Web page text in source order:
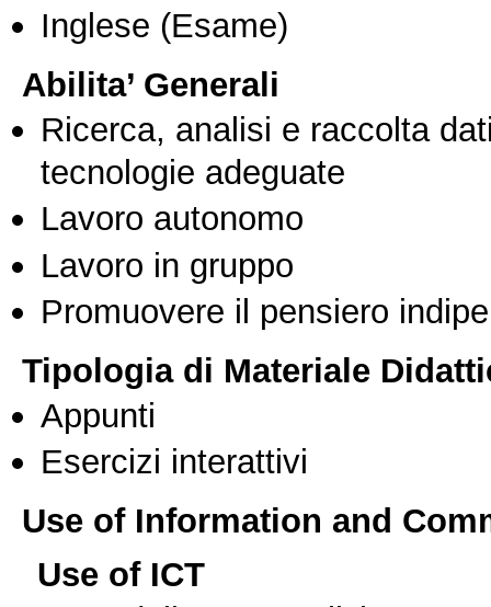
Inglese (Esame)
Abilita’ Generali
Ricerca, analisi e raccolta
tecnologie adeguate
Lavoro autonomo
Lavoro in gruppo
Promuovere il pensiero
Tipologia di Materiale
Appunti
Esercizi interattivi
Use of Information and
Use of ICT